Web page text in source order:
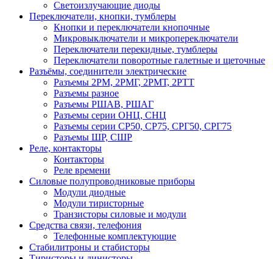
Светоизлучающие диоды
Переключатели, кнопки, тумблеры
Кнопки и переключатели кнопочные
Микровыключатели и микропереключатели
Переключатели перекидные, тумблеры
Переключатели поворотные галетные и щеточные
Разъёмы, соединители электрические
Разъемы 2РМ, 2РМГ, 2РМТ, 2РТТ
Разъемы разное
Разъемы РШАВ, РШАГ
Разъемы серии ОНЦ, СНЦ
Разъемы серии СР50, СР75, СРГ50, СРГ75
Разъемы ШР, СШР
Реле, контакторы
Контакторы
Реле времени
Силовые полупроводниковые приборы
Модули диодные
Модули тиристорные
Транзисторы силовые и модули
Средства связи, телефония
Телефонные комплектующие
Стабилитроны и стабисторы